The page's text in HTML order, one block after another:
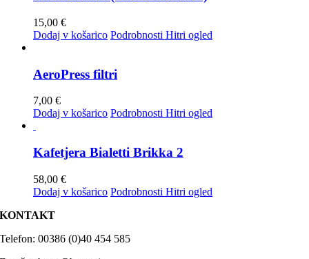
15,00 €
Dodaj v košarico Podrobnosti Hitri ogled
AeroPress filtri
7,00 €
Dodaj v košarico Podrobnosti Hitri ogled
Kafetjera Bialetti Brikka 2
58,00 €
Dodaj v košarico Podrobnosti Hitri ogled
KONTAKT
Telefon: 00386 (0)40 454 585